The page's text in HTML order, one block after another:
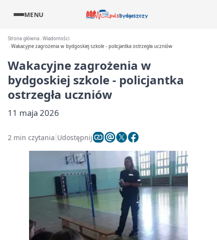
MENU
Strona główna Wiadomości
Wakacyjne zagrożenia w bydgoskiej szkole - policjantka ostrzegła uczniów
Wakacyjne zagrożenia w
bydgoskiej szkole - policjantka
ostrzegła uczniów
11 maja 2026
2 min czytania Udostępnij